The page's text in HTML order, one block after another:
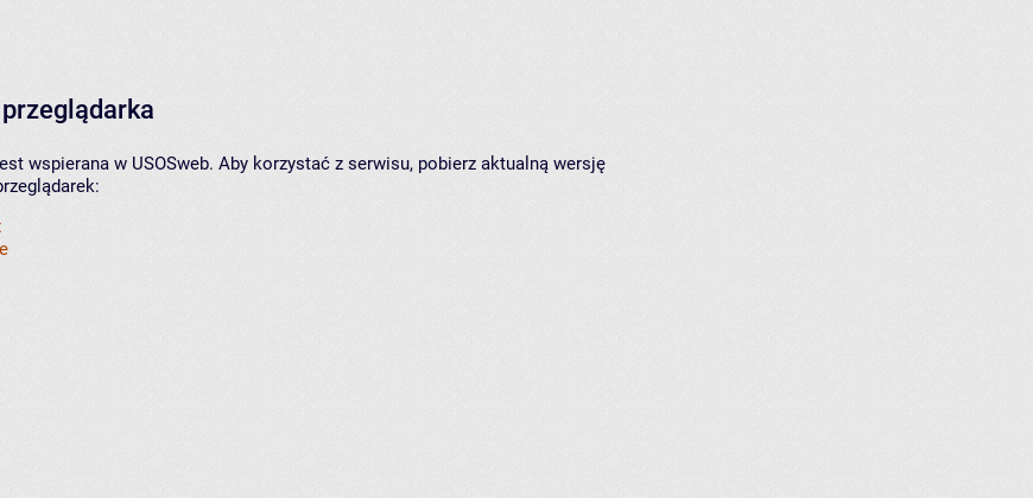
wspierana w USOSweb. Aby korzystać z serwisu, pobierz aktualną wersję